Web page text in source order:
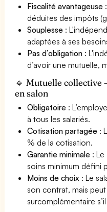
Fiscalité avantageuse
déduites des impôts
Souplesse :
adaptées à ses
Pas d’obligation :
d’avoir une mutuelle,
🔹 Mutuelle
en salon
Obligatoire :
à tous les salariés.
Cotisation partagée :
% de la cotisation.
Garantie minimale :
soins minimum défini
Moins de choix : Le
son contrat, mais
surcomplémentaire